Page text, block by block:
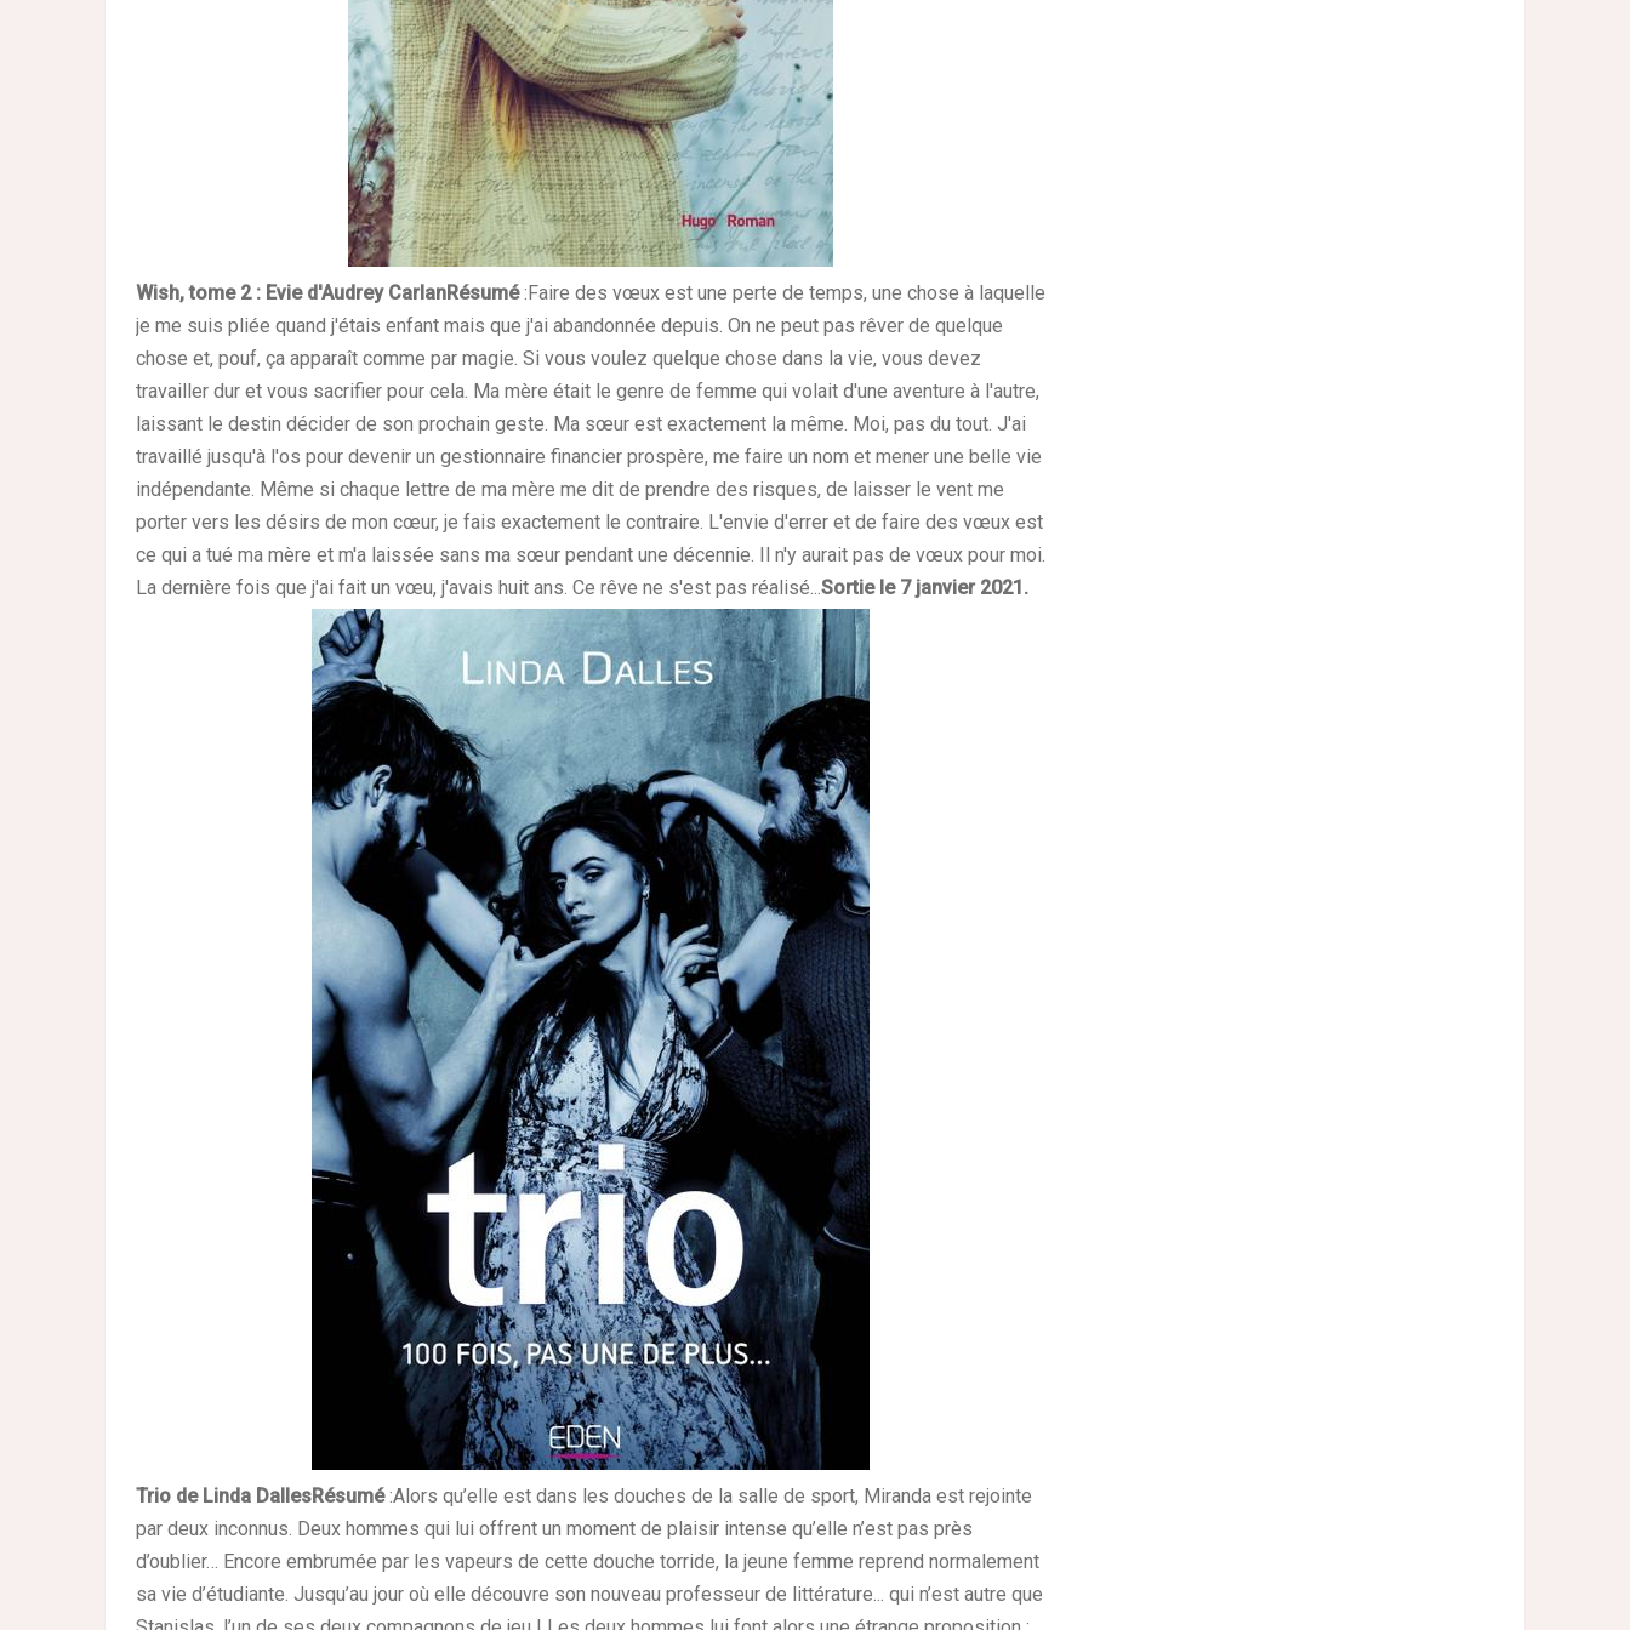
Wish, tome 2 : Evie d'Audrey CarlanRésumé:Faire des vœux est une perte de temps, une chose à laquelle
je me suis pliée quand j'étais enfant mais que j'ai abandonnée depuis. On ne peut pas rêver de quelque
chose et, pouf, ça apparaît comme par magie. Si vous voulez quelque chose dans la vie, vous devez
travailler dur et vous sacrifier pour cela. Ma mère était le genre de femme qui volait d'une aventure à l'autre,
laissant le destin décider de son prochain geste. Ma sœur est exactement la même. Moi, pas du tout. J'ai
travaillé jusqu'à l'os pour devenir un gestionnaire financier prospère, me faire un nom et mener une belle vie
indépendante. Même si chaque lettre de ma mère me dit de prendre des risques, de laisser le vent me
porter vers les désirs de mon cœur, je fais exactement le contraire. L'envie d'errer et de faire des vœux est
ce qui a tué ma mère et m'a laissée sans ma sœur pendant une décennie. Il n'y aurait pas de vœux pour moi.
La dernière fois que j'ai fait un vœu, j'avais huit ans. Ce rêve ne s'est pas réalisé... Sortie le 7 janvier 2021.
Trio de Linda DallesRésumé:Alors qu’elle est dans les douches de la salle de sport, Miranda est rejointe
par deux inconnus. Deux hommes qui lui offrent un moment de plaisir intense qu’elle n’est pas près
d’oublier… Encore embrumée par les vapeurs de cette douche torride, la jeune femme reprend normalement
sa vie d’étudiante. Jusqu’au jour où elle découvre son nouveau professeur de littérature... qui n’est autre que